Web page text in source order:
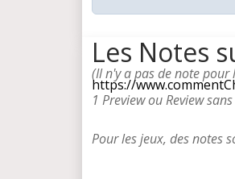
Les Notes
(Il n'y a pas de note pour
https://
1 Preview ou Review
Pour les jeux, des notes